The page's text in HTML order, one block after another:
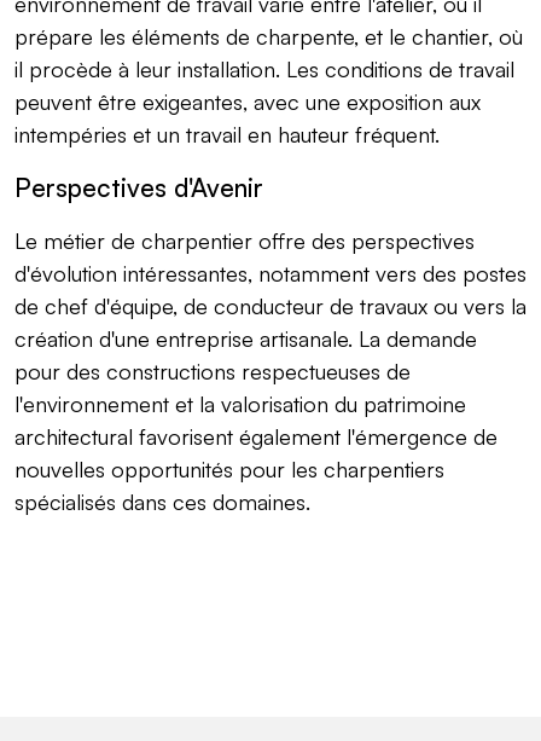
prépare les éléments de charpente, et le chantier, où
il procède à leur installation. Les conditions de travail
peuvent être exigeantes, avec une exposition aux
intempéries et un travail en hauteur fréquent.
Perspectives d'Avenir
Le métier de charpentier offre des perspectives
d'évolution intéressantes, notamment vers des postes
de chef d'équipe, de conducteur de travaux ou vers la
création d'une entreprise artisanale. La demande
pour des constructions respectueuses de
l'environnement et la valorisation du patrimoine
architectural favorisent également l'émergence de
nouvelles opportunités pour les charpentiers
spécialisés dans ces domaines.